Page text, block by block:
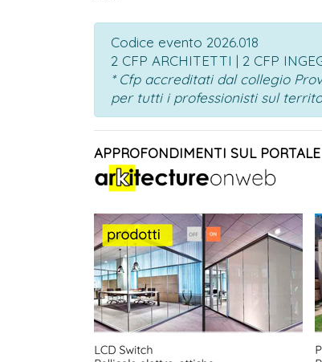
Codice evento 2026.018
2 CFP ARCHITETTI | 2 CFP
* Cfp accreditati dal collegio
per tutti i professionisti sul
APPROFONDIMENTI SUL